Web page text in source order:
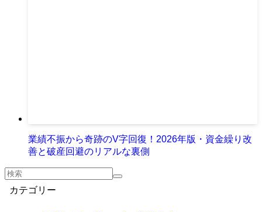
業績不振から奇跡のV字回復！2026年版・資金繰り改
善と破産回避のリアルな裏側
カテゴリー